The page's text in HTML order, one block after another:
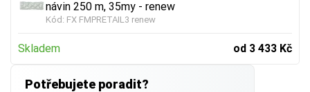
návin 250 m, 35my - renew
Kód: FX FMPRETAIL3 renew
Skladem od 3 433 Kč
Potřebujete poradit?